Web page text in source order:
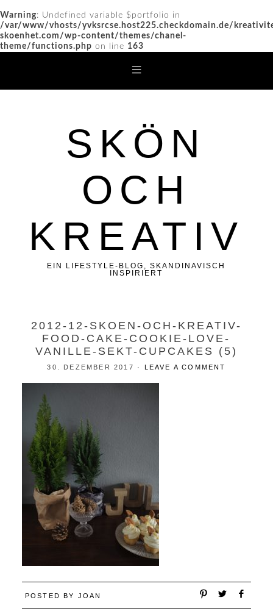
Warning: Undefined variable $portfolio in
/var/www/vhosts/yvksrcse.host225.checkdomain.de/
skoenhet.com/wp-content/themes/chanel-
theme/functions.php on line 163
SKÖN
OCH
KREATIV
EIN LIFESTYLE-BLOG, SKANDINAVISCH
INSPIRIERT
2012-12-SKOEN-OCH-KREATIV-
FOOD-CAKE-COOKIE-LOVE-
VANILLE-SEKT-CUPCAKES (5)
30. DEZEMBER 2017 · LEAVE A COMMENT
POSTED BY JOAN